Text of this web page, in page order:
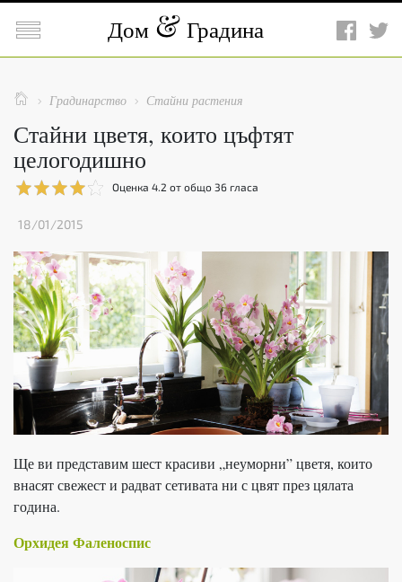
 Дом Градина
  Градинарство  Стайни растения
Стайни цветя, които цъфтят
целогодишно
Оценка 4.2 от общо 36 гласа
18/01/2015
Ще ви представим шест красиви „неуморни” цветя, които
внасят свежест и радват сетивата ни с цвят през цялата
година.
Орхидея Фаленоспис